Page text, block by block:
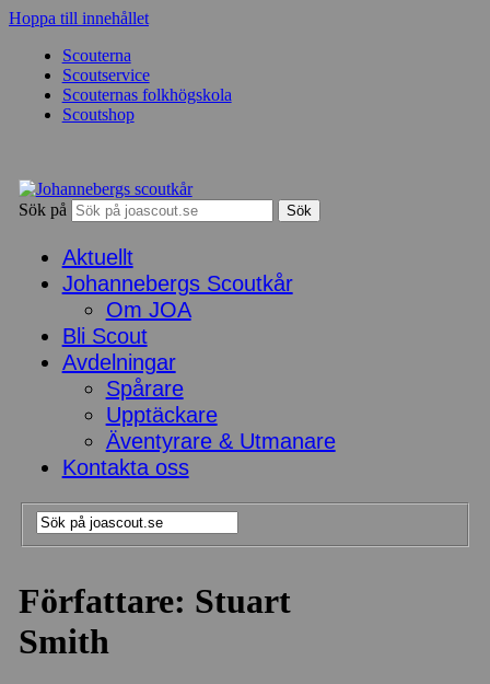
Hoppa till innehållet
Scouterna
Scoutservice
Scouternas folkhögskola
Scoutshop
Sök på
Aktuellt
Johannebergs Scoutkår
Om JOA
Bli Scout
Avdelningar
Spårare
Upptäckare
Äventyrare & Utmanare
Kontakta oss
Författare: Stuart
Smith